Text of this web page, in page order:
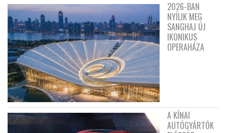
2026-BAN
NYÍLIK MEG
SANGHAJ ÚJ
IKONIKUS
OPERAHÁZA
A KÍNAI
AUTÓGYÁRTÓK